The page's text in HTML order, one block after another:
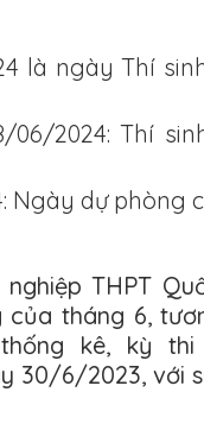
là ngày Thí
06/2024: Thí
dự phòng
THPT
tháng 6,
kê, kỳ
30/6/2023, với